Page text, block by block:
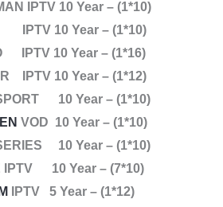
IPTV 10 Year – (1*10)
IPTV 10 Year – (1*10)
IPTV 10 Year – (1*16)
IPTV 10 Year – (1*12)
10 Year – (1*10)
VOD 10 Year – (1*10)
10 Year – (1*10)
IPTV 10 Year – (7*10)
IPTV 5 Year – (1*12)